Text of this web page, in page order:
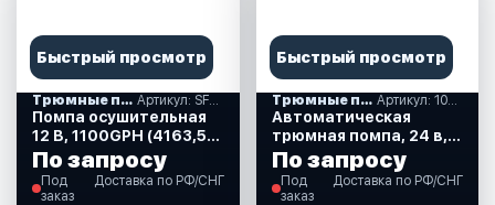
Быстрый просмотр
Трюмные помпы
Помпа осушительная
12 В, 1100GPH (4163,5
л/час),
автоматическая,
SeaFlo
По запросу
Под
заказ
Доставка по РФ/СНГ
Быстрый просмотр
Трюмные помпы Артикул: 10264267
Автоматическая
трюмная помпа, 24 в,
48 л.мин. (SFBP2-
G750-06)
По запросу
Под
заказ
Доставка по РФ/СНГ